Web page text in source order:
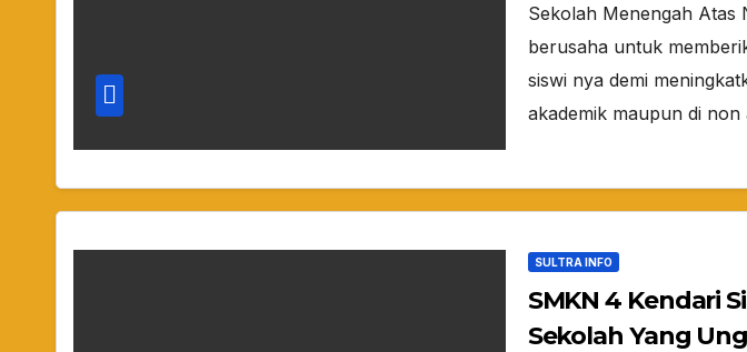
Sekolah Menengah Atas
berusaha untuk
siswi nya demi
akademik maupun di
SULTRA INFO
SMKN 4 Kendari
Sekolah Yang